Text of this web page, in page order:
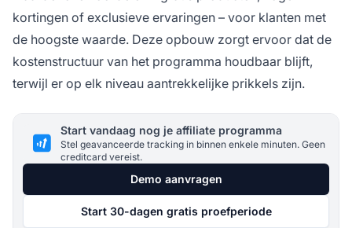
kortingen of exclusieve ervaringen – voor klanten met
de hoogste waarde. Deze opbouw zorgt ervoor dat de
kostenstructuur van het programma houdbaar blijft,
terwijl er op elk niveau aantrekkelijke prikkels zijn.
Start vandaag nog je affiliate programma
Stel geavanceerde tracking in binnen enkele minuten. Geen
creditcard vereist.
Demo aanvragen
Start 30-dagen gratis proefperiode